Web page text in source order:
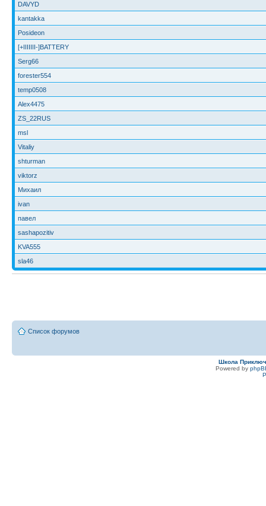
DAVYD
kantakka
Posideon
[+IIIIIII-]BATTERY
Serg66
forester554
temp0508
Alex4475
ZS_22RUS
msl
Vitaliy
shturman
viktorz
Михаил
ivan
павел
sashapozitiv
KVA555
sla46
Список форумов
Школа
Powered by